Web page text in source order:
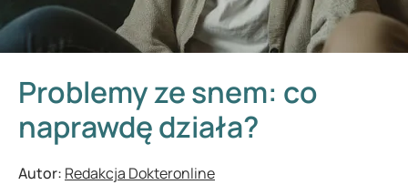
Problemy ze snem: co
naprawdę działa?
Autor: Redakcja Dokteronline